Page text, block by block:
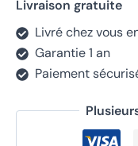
Livraison gratuite
Livré chez vous
Garantie 1 an
Paiement